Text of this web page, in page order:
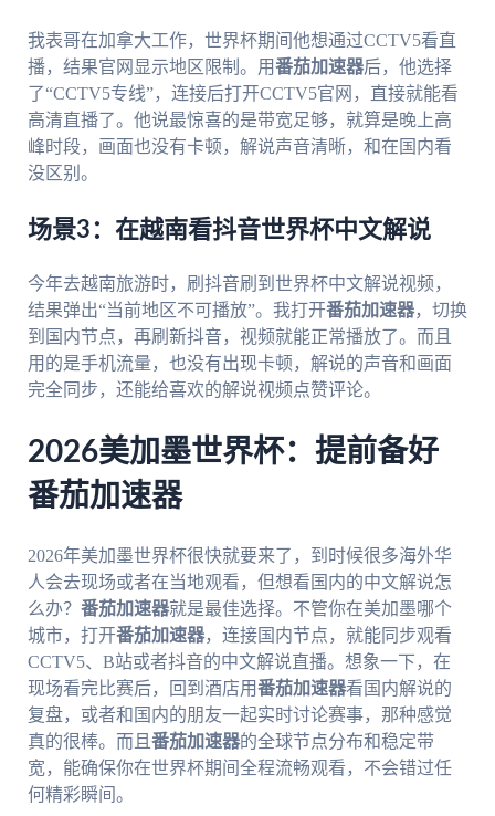
我表哥在加拿大工作，世界杯期间他想通过CCTV5看直
播，结果官网显示地区限制。用番茄加速器后，他选择
了“CCTV5专线”，连接后打开CCTV5官网，直接就能看
高清直播了。他说最惊喜的是带宽足够，就算是晚上高
峰时段，画面也没有卡顿，解说声音清晰，和在国内看
没区别。
场景3：在越南看抖音世界杯中文解说
今年去越南旅游时，刷抖音刷到世界杯中文解说视频，
结果弹出“当前地区不可播放”。我打开番茄加速器，切换
到国内节点，再刷新抖音，视频就能正常播放了。而且
用的是手机流量，也没有出现卡顿，解说的声音和画面
完全同步，还能给喜欢的解说视频点赞评论。
2026美加墨世界杯：提前备好
番茄加速器
2026年美加墨世界杯很快就要来了，到时候很多海外华
人会去现场或者在当地观看，但想看国内的中文解说怎
么办？ 番茄加速器就是最佳选择。不管你在美加墨哪个
城市，打开番茄加速器，连接国内节点，就能同步观看
CCTV5、B站或者抖音的中文解说直播。想象一下，在
现场看完比赛后，回到酒店用番茄加速器看国内解说的
复盘，或者和国内的朋友一起实时讨论赛事，那种感觉
真的很棒。而且 番茄加速器的全球节点分布和稳定带
宽，能确保你在世界杯期间全程流畅观看，不会错过任
何精彩瞬间。